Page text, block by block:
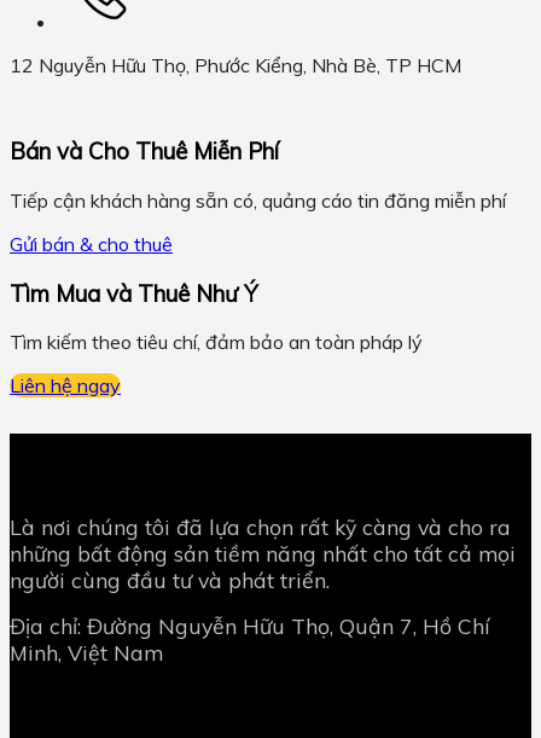
12 Nguyễn Hữu Thọ, Phước Kiểng, Nhà Bè, TP HCM
Bán và Cho Thuê Miễn Phí
Tiếp cận khách hàng sẵn có, quảng cáo tin đăng miễn phí
Gửi bán & cho thuê
Tìm Mua và Thuê Như Ý
Tìm kiếm theo tiêu chí, đảm bảo an toàn pháp lý
Liên hệ ngay
Là nơi chúng tôi đã lựa chọn rất kỹ càng và cho ra
những bất động sản tiềm năng nhất cho tất cả mọi
người cùng đầu tư và phát triển.
Địa chỉ: Đường Nguyễn Hữu Thọ, Quận 7, Hồ Chí
Minh, Việt Nam